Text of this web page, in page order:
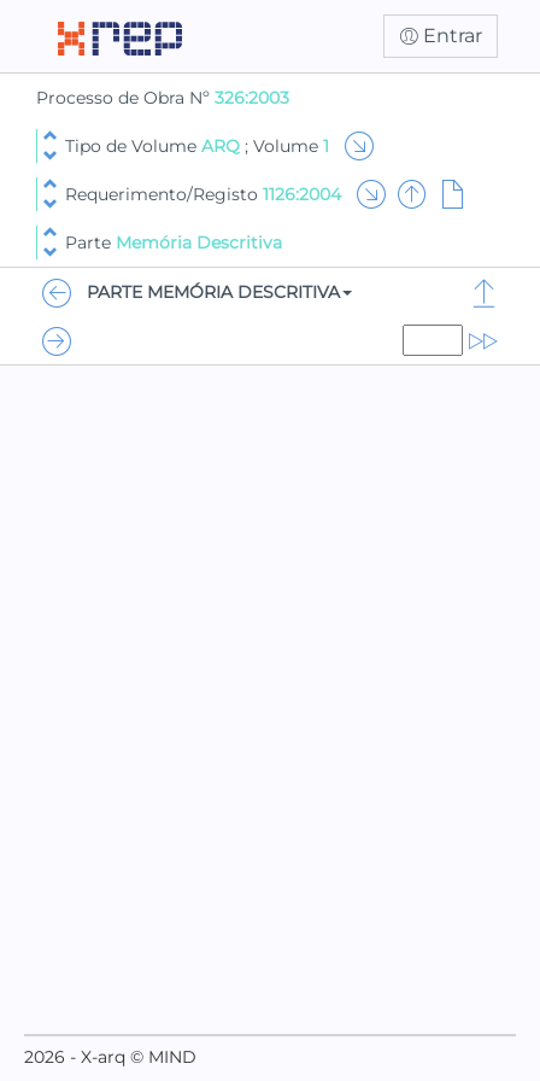
Entrar
Processo de Obra Nº 326:2003
Tipo de Volume ARQ ; Volume 1
Requerimento/Registo 1126:2004
Parte Memória Descritiva
PARTE MEMÓRIA DESCRITIVA
2026 - X-arq © MIND